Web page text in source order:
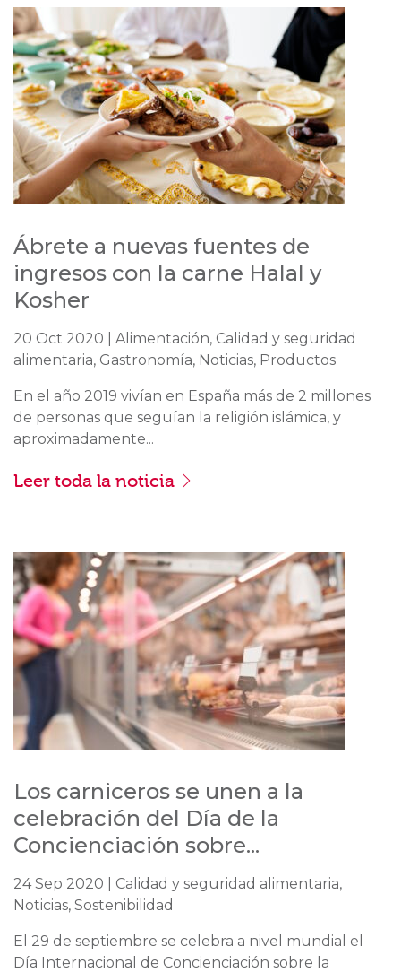
Ábrete a nuevas fuentes de
ingresos con la carne Halal y
Kosher
20 Oct 2020 | Alimentación, Calidad y seguridad
alimentaria, Gastronomía, Noticias, Productos
En el año 2019 vivían en España más de 2 millones
de personas que seguían la religión islámica, y
aproximadamente...
Leer toda la noticia
Los carniceros se unen a la
celebración del Día de la
Concienciación sobre...
24 Sep 2020 | Calidad y seguridad alimentaria,
Noticias, Sostenibilidad
El 29 de septiembre se celebra a nivel mundial el
Día Internacional de Concienciación sobre la